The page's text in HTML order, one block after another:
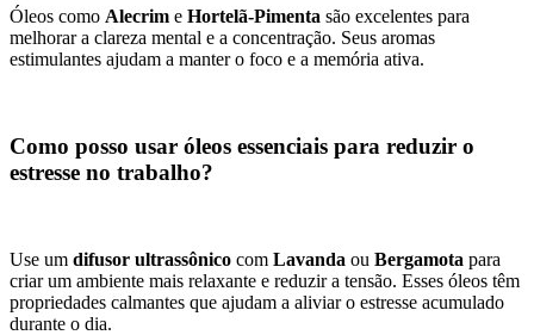
Óleos como Alecrim e Hortelã-Pimenta são excelentes para
melhorar a clareza mental e a concentração. Seus aromas
estimulantes ajudam a manter o foco e a memória ativa.
Como posso usar óleos essenciais para reduzir o
estresse no trabalho?
Use um difusor ultrassônico com Lavanda ou Bergamota para
criar um ambiente mais relaxante e reduzir a tensão. Esses óleos têm
propriedades calmantes que ajudam a aliviar o estresse acumulado
durante o dia.